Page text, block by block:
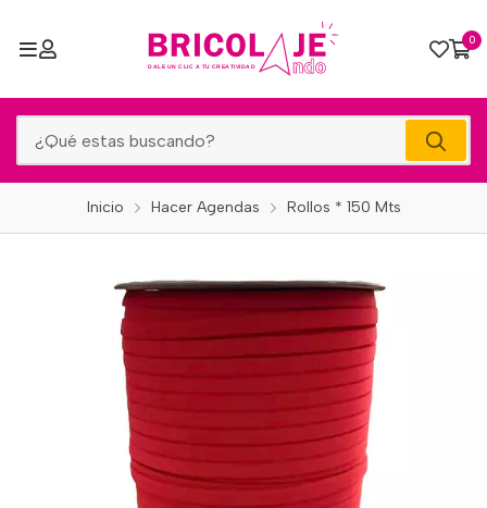
0
Inicio Hacer Agendas Rollos * 150 Mts